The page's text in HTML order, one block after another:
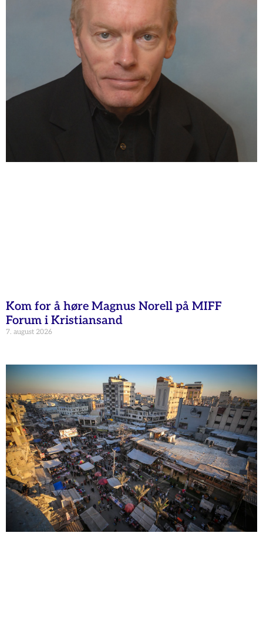
Kom for å høre Magnus Norell på MIFF
Forum i Kristiansand
7. august 2026